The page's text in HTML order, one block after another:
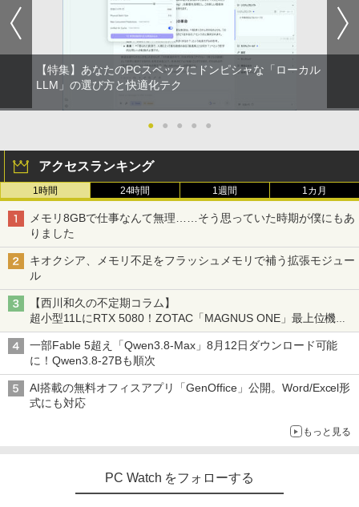
【特集】あなたのPCスペックにドンピシャな「ローカル
LLM」の選び方と快適化テク
● ● ● ● ●
アクセスランキング
1時間 24時間 1週間 1カ月
メモリ8GBで仕事なんて無理……そう思っていた時期が僕にもあ
りました
キオクシア、メモリ不足をフラッシュメモリで補う拡張モジュー
ル
【西川和久の不定期コラム】
超小型11LにRTX 5080！ZOTAC「MAGNUS ONE」最上位機の
実力を探る
一部Fable 5超え「Qwen3.8-Max」8月12日ダウンロード可能
に！Qwen3.8-27Bも順次
AI搭載の無料オフィスアプリ「GenOffice」公開。Word/Excel形
式にも対応
もっと見る
PC Watch をフォローする